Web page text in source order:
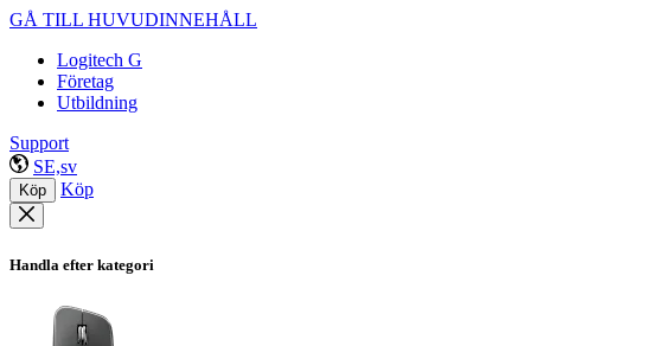
GÅ TILL HUVUDINNEHÅLL
Logitech G
Företag
Utbildning
Support
SE,sv
Köp Köp
Handla efter kategori